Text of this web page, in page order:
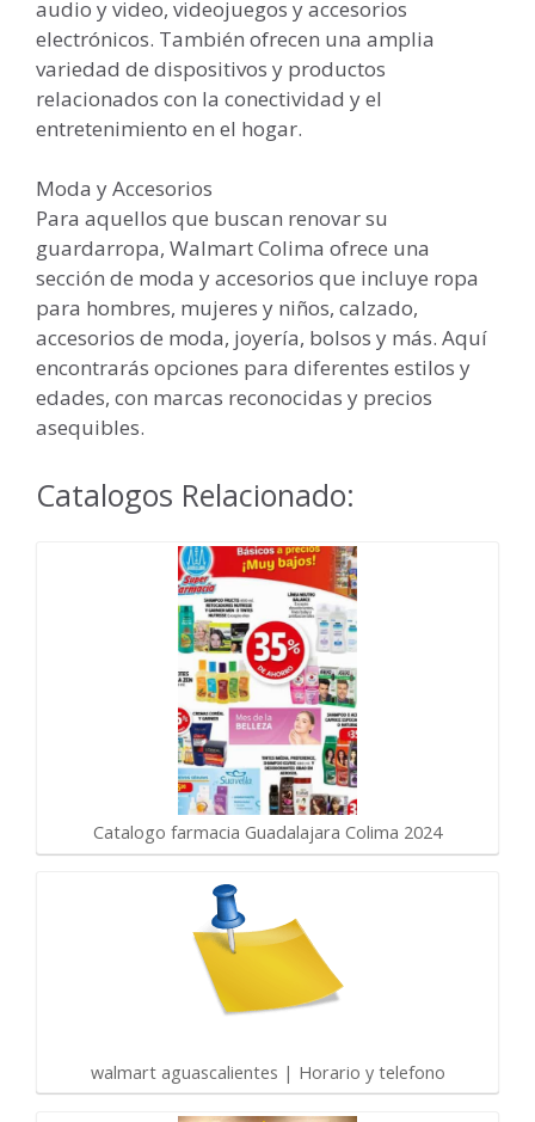
audio y video, videojuegos y accesorios
electrónicos. También ofrecen una amplia
variedad de dispositivos y productos
relacionados con la conectividad y el
entretenimiento en el hogar.
Moda y Accesorios
Para aquellos que buscan renovar su
guardarropa, Walmart Colima ofrece una
sección de moda y accesorios que incluye ropa
para hombres, mujeres y niños, calzado,
accesorios de moda, joyería, bolsos y más. Aquí
encontrarás opciones para diferentes estilos y
edades, con marcas reconocidas y precios
asequibles.
Catalogos Relacionado:
Catalogo farmacia Guadalajara Colima 2024
walmart aguascalientes | Horario y telefono